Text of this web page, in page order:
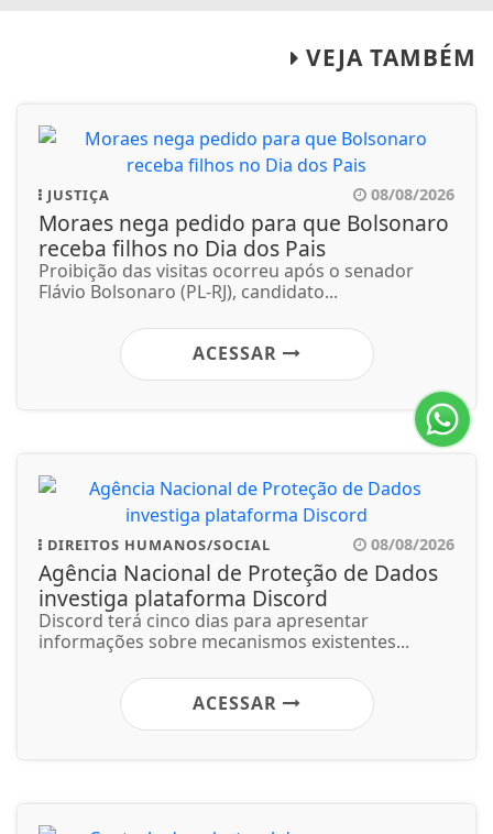
VEJA TAMBÉM
JUSTIÇA 08/08/2026
Moraes nega pedido para que Bolsonaro
receba filhos no Dia dos Pais
Proibição das visitas ocorreu após o senador
Flávio Bolsonaro (PL-RJ), candidato...
ACESSAR
DIREITOS HUMANOS/SOCIAL 08/08/2026
Agência Nacional de Proteção de Dados
investiga plataforma Discord
Discord terá cinco dias para apresentar
informações sobre mecanismos existentes...
ACESSAR